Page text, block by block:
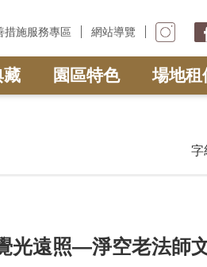
措施服務專區 網站導覽
藏 園區特色 場地租
字
光遠照—淨空老法師